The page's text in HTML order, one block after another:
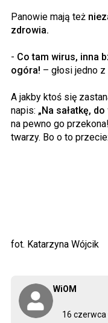
16 czerwca
WiOM
Panowie mają też
zdrowia.
- Co tam wirus, inna
ogóra! – głosi jedno z
A jakby ktoś się
napis: „Na sałatkę,
na pewno go
twarzy. Bo o to
fot. Katarzyna Wójcik